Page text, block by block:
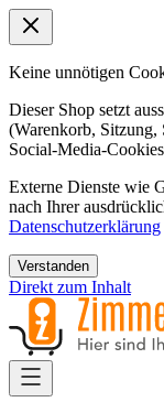
Keine unnötigen
Dieser Shop setzt
(Warenkorb, Sitzung,
Social-Media-
Externe Dienste wie
nach Ihrer
Datenschutzerklärung
Verstanden
Direkt zum Inhalt